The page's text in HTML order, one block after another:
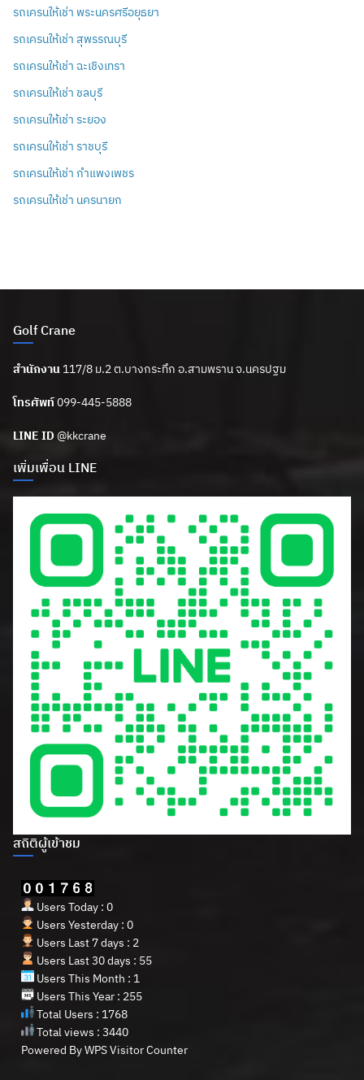
รถเครนให้เช่า พระนครศรีอยุธยา
รถเครนให้เช่า สุพรรณบุรี
รถเครนให้เช่า ฉะเชิงเทรา
รถเครนให้เช่า ชลบุรี
รถเครนให้เช่า ระยอง
รถเครนให้เช่า ราชบุรี
รถเครนให้เช่า กำแพงเพชร
รถเครนให้เช่า นครนายก
Golf Crane
สำนักงาน 117/8 ม.2 ต.บางกระทึก อ.สามพราน จ.นครปฐม
โทรศัพท์099-445-5888
LINE ID @kkcrane
เพิ่มเพื่อน LINE
สถิติผู้เข้าชม
Users Today : 0
Users Yesterday : 0
Users Last 7 days : 2
Users Last 30 days : 55
Users This Month : 1
Users This Year : 255
Total Users : 1768
Total views : 3440
Powered ByWPS Visitor Counter